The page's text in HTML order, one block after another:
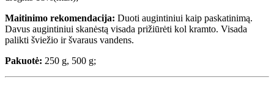
Maitinimo rekomendacija: Duoti augintiniui kaip paskatinimą.
Davus augintiniui skanėstą visada prižiūrėti kol kramto. Visada
palikti šviežio ir švaraus vandens.
Pakuotė: 250 g, 500 g;